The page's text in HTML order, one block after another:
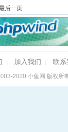
后一页
加入我们 联系
2020小鱼网 版权所